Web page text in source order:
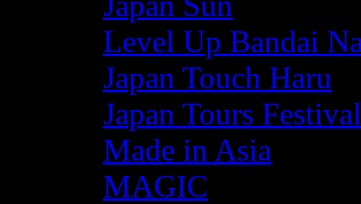
Level Up Bandai
Japan Touch Haru
Japan Tours Festival
Made in Asia
MAGIC